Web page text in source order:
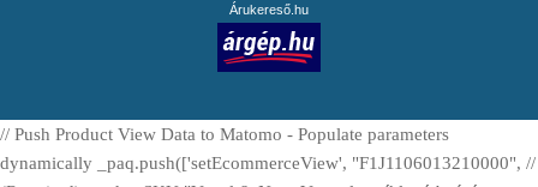
Árukereső.hu
// Push Product View Data to Matomo - Populate parameters
dynamically _paq.push(['setEcommerceView', "F1J1106013210000", //